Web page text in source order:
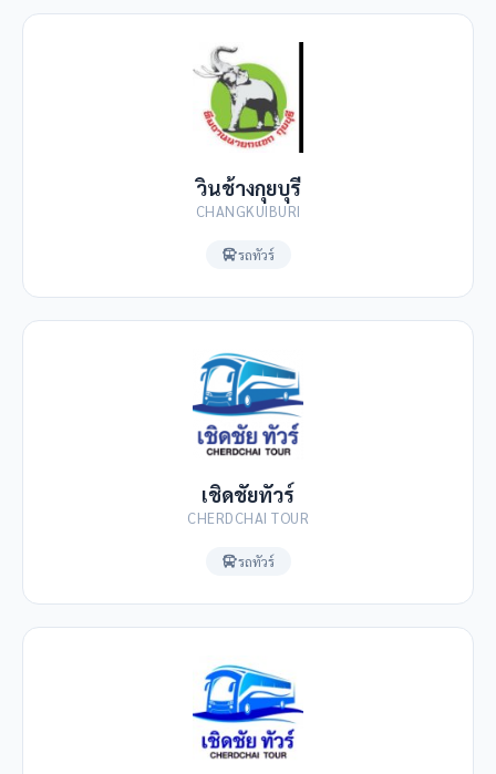
วินช้างกุยบุรี
CHANGKUIBURI
รถทัวร์
เชิดชัยทัวร์
CHERDCHAI TOUR
รถทัวร์